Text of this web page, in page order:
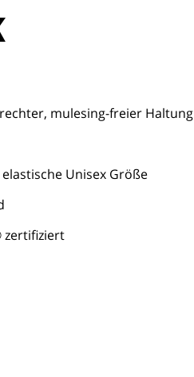
mulesing-freier Haltung
Unisex Größe
zertifiziert